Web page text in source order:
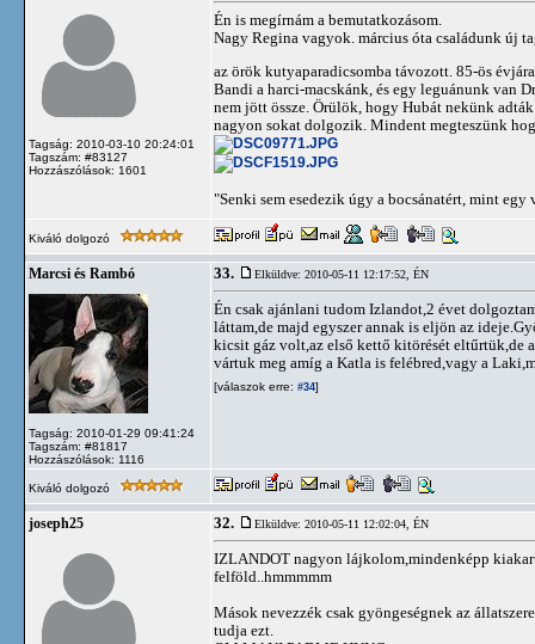
Tagság: 2010-03-10 20:24:01
Tagszám: #83127
Hozzászólások: 1601
Én is megírnám a bemutatkozásom.
Nagy Regina vagyok. március óta családunk új
az örök kutyaparadicsomba távozott. 85-ös
Bandi a harci-macskánk, és egy leguánunk van
nem jött össze. Örülök, hogy Hubát nekünk
nagyon sokat dolgozik. Mindent megteszünk
"Senki sem esedezik úgy a bocsánatért, mint egy
Kiváló dolgozó
Marcsi és Rambó
Tagság: 2010-01-29 09:41:24
Tagszám: #81817
Hozzászólások: 1116
33. Elküldve: 2010-05-11 12:17:52, ÉN
Én csak ajánlani tudom Izlandot,2 évet
láttam,de majd egyszer annak is eljön az
kicsit gáz volt,az első kettő kitörését eltűrtük,de
vártuk meg amíg a Katla is felébred,vagy a
[válaszok erre: #34]
Kiváló dolgozó
joseph25 32. Elküldve: 2010-05-11 12:02:04, ÉN
IZLANDOT nagyon lájkolom,mindenképp
felföld..hmmmmm
Mások nevezzék csak gyöngeségnek az
tudja ezt.